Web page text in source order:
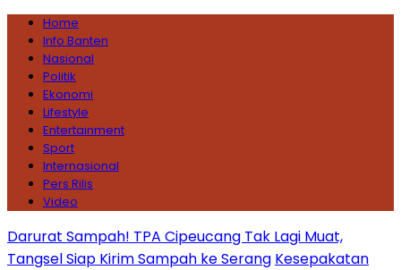
Home
Info Banten
Nasional
Politik
Ekonomi
Lifestyle
Entertainment
Sport
Internasional
Pers Rilis
Video
Darurat Sampah! TPA Cipeucang Tak Lagi Muat,
Tangsel Siap Kirim Sampah ke Serang Kesepakatan